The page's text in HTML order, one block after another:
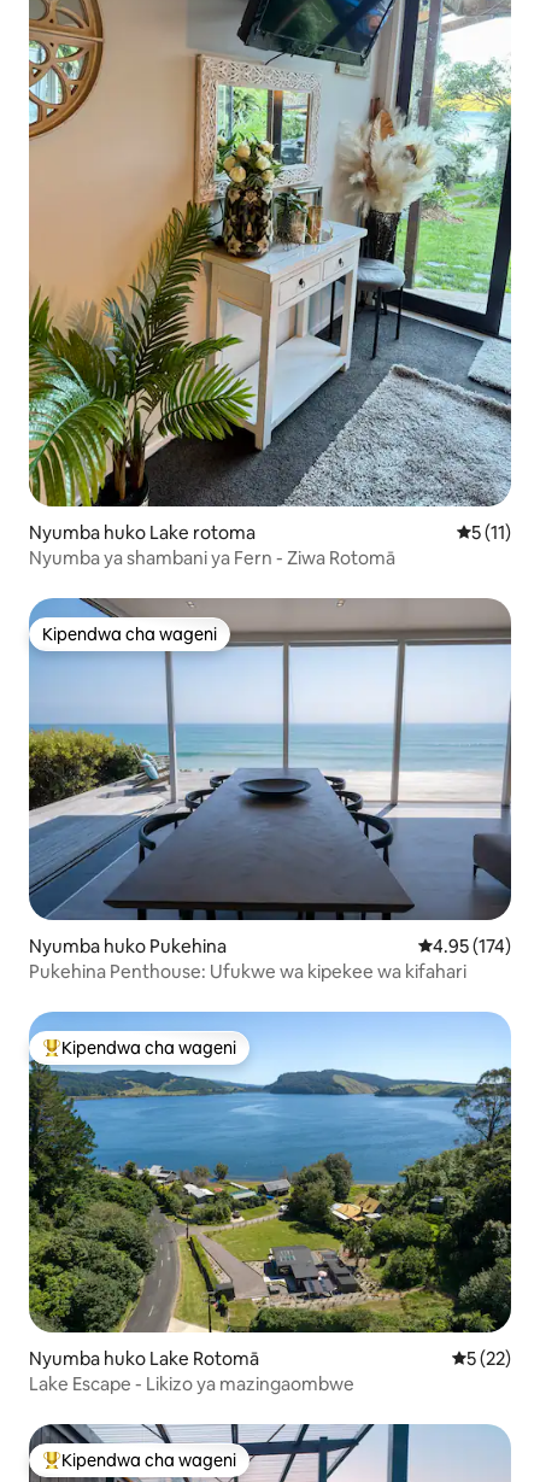
Nyumba huko Lake rotoma Ukadiriaji
5 (11)
Nyumba ya shambani ya Fern - Ziwa Rotomā
Kipendwa cha wageni
Kipendwa cha wageni
Nyumba huko Pukehina Ukadiriaji wa
4.95 (174)
Pukehina Penthouse: Ufukwe wa kipekee wa kifahari
Kipendwa maarufu cha wageni
Kipendwa cha wageni
Nyumba huko Lake Rotomā Ukadiriaji
5 (22)
Lake Escape - Likizo ya mazingaombwe
Kipendwa maarufu cha wageni
Kipendwa cha wageni